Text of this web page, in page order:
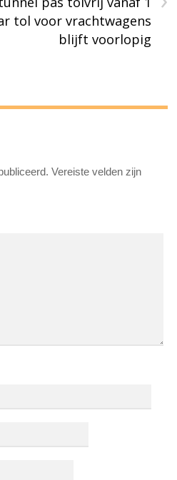
tol voor vrachtwagens
blijft voorlopig
Vereiste velden zijn